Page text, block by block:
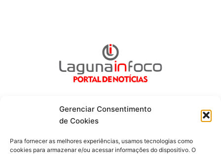
Gerenciar Consentimento
de Cookies
Para fornecer as melhores experiências, usamos tecnologias como
cookies para armazenar e/ou acessar informações do dispositivo. O